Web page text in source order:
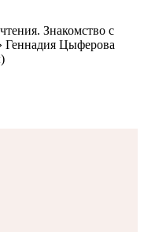
Знакомство с
Геннадия Цыферова